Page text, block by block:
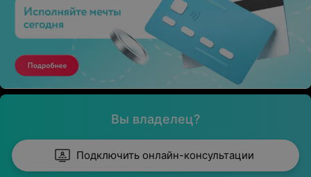
Вы владелец?
Подключить онлайн-консультации